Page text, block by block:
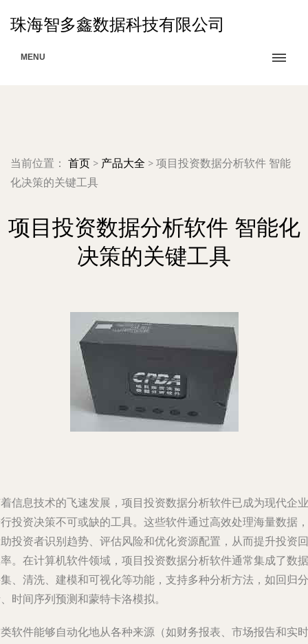
珠海智多鑫数据科技有限公司
MENU
当前位置： 首页 > 产品大全 > 项目投资数据分析软件 智能
化决策的关键工具
项目投资数据分析软件 智能化
决策的关键工具
信息技术的飞速发展，项目投资数据分析软件已成为现代企业
投资决策不可或缺的工具。这些软件通过高效处理海量数据，
投资者识别趋势、评估风险和优化资源配置，从而提升投资回
。在计算机软件领域，项目投资数据分析软件通常集成了数据
、清洗、建模和可视化等功能，支持多种分析方法，如回归分
时间序列预测和蒙特卡洛模拟。
软件能够自动化地从各种来源（如财务报表、市场报告和实时